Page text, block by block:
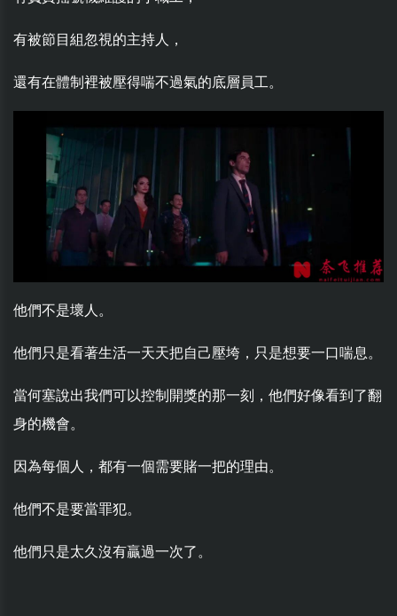
有被節目組忽視的主持人，
還有在體制裡被壓得喘不過氣的底層員工。
他們不是壞人。
他們只是看著生活一天天把自己壓垮，只是想要一口喘息。
當何塞說出我們可以控制開獎的那一刻，他們好像看到了翻
身的機會。
因為每個人，都有一個需要賭一把的理由。
他們不是要當罪犯。
他們只是太久沒有贏過一次了。